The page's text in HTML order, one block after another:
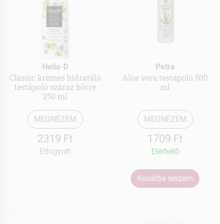
Helia-D
Classic krémes hidratáló
testápoló száraz bőrre
250 ml
MEGNÉZEM
2319 Ft
Elfogyott
Petra
Aloe vera testápoló 500
ml
MEGNÉZEM
1709 Ft
Elérhetõ
Kosárba teszem